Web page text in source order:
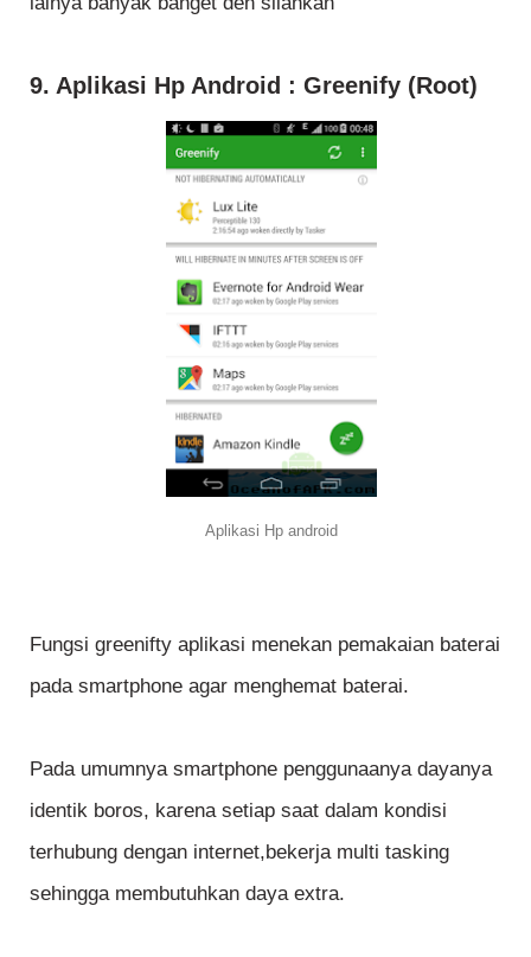
9. Aplikasi Hp Android : Greenify (Root)
Aplikasi Hp android
Fungsi greenifty aplikasi menekan pemakaian baterai
pada smartphone agar menghemat baterai.
Pada umumnya smartphone penggunaanya dayanya
identik boros, karena setiap saat dalam kondisi
terhubung dengan internet,bekerja multi tasking
sehingga membutuhkan daya extra.